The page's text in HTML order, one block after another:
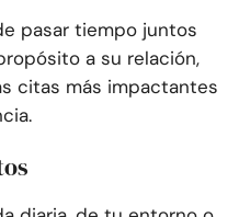
pasar tiempo juntos
a su relación,
citas más impactantes